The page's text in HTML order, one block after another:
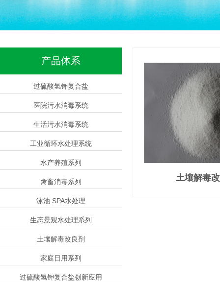
产品体系
过硫酸氢钾复合盐
医院污水消毒系统
生活污水消毒系统
工业循环水处理系统
水产养殖系列
禽畜消毒系列
泳池.SPA水处理
生态景观水处理系列
土壤解毒改良剂
家庭日用系列
过硫酸氢钾复合盐创新应用
土壤解毒